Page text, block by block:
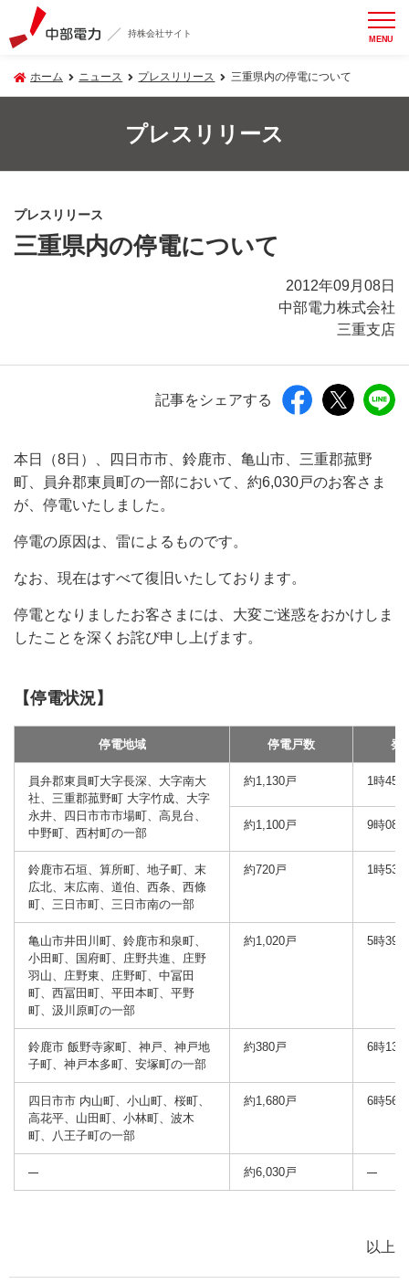
持株会社サイト MENU
ホーム ニュース プレスリリース 三重県内の停電について
プレスリリース
プレスリリース
三重県内の停電について
2012年09月08日
中部電力株式会社
三重支店
記事をシェアする
本日（8日）、四日市市、鈴鹿市、亀山市、三重郡菰野
町、員弁郡東員町の一部において、約6,030戸のお客さま
が、停電いたしました。
停電の原因は、雷によるものです。
なお、現在はすべて復旧いたしております。
停電となりましたお客さまには、大変ご迷惑をおかけしま
したことを深くお詫び申し上げます。
【停電状況】
停電地域 停電戸数 発
員弁郡東員町大字長深、大字南大
社、三重郡菰野町 大字竹成、大字
永井、四日市市市場町、高見台、
中野町、西村町の一部
約1,130戸 1時45分
約1,100戸 9時08分
鈴鹿市石垣、算所町、地子町、末
広北、末広南、道伯、西条、西條
町、三日市町、三日市南の一部
約720戸 1時53分
亀山市井田川町、鈴鹿市和泉町、
小田町、国府町、庄野共進、庄野
羽山、庄野東、庄野町、中冨田
町、西冨田町、平田本町、平野
町、汲川原町の一部
約1,020戸 5時39分
鈴鹿市 飯野寺家町、神戸、神戸地
子町、神戸本多町、安塚町の一部
約380戸 6時13分
四日市市 内山町、小山町、桜町、
高花平、山田町、小林町、波木
町、八王子町の一部
約1,680戸 6時56分
約6,030戸
以上